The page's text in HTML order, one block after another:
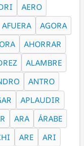
AERO
AFUERA
AGORA
AHORRAR
ALAMBRE
ANTRO
APLAUDIR
ARA
ÁRABE
ARE
ARI